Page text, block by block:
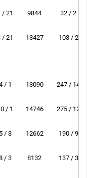
/ 21 9844 32 / 2
/ 21 13427 103 / 2
/ 1 13090 247 / 14
/ 1 14746 275 / 12
/ 3 12662 190 / 9
/ 3 8132 137 / 3